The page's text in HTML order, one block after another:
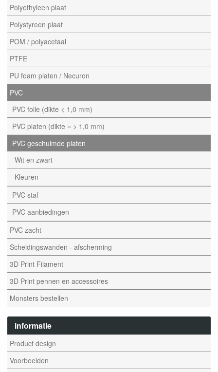
Polyethyleen plaat
Polystyreen plaat
POM / polyacetaal
PTFE
PU foam platen / Necuron
PVC
PVC folie (dikte < 1,0 mm)
PVC platen (dikte = > 1,0 mm)
PVC geschuimde platen
Wit en zwart
Kleuren
PVC staf
PVC aanbiedingen
PVC zacht
Scheidingswanden - afscherming
3D Print Filament
3D Print pennen en accessoires
Monsters bestellen
informatie
Product design
Voorbeelden